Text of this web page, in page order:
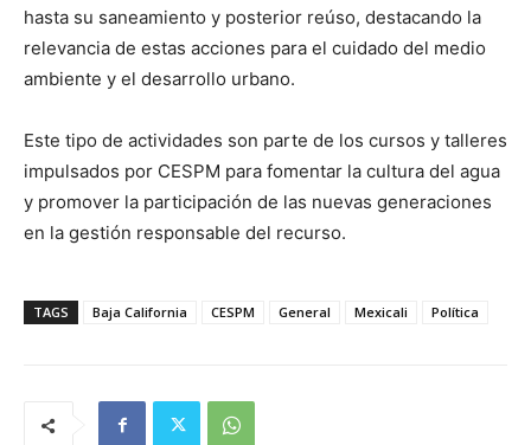
hasta su saneamiento y posterior reúso, destacando la
relevancia de estas acciones para el cuidado del medio
ambiente y el desarrollo urbano.
Este tipo de actividades son parte de los cursos y talleres
impulsados por CESPM para fomentar la cultura del agua
y promover la participación de las nuevas generaciones
en la gestión responsable del recurso.
TAGS Baja California CESPM General Mexicali Política